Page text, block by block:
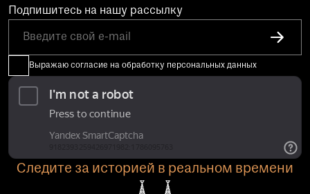
Подпишитесь на нашу рассылку
Выражаю согласие на обработку персональных данных
Следите за историей в реальном времени